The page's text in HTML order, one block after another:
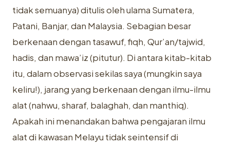
tidak semuanya) ditulis oleh ulama Sumatera,
Patani, Banjar, dan Malaysia. Sebagian besar
berkenaan dengan tasawuf, fiqh, Qur’an/tajwid,
hadis, dan mawa’iz (pitutur). Di antara kitab-kitab
itu, dalam observasi sekilas saya (mungkin saya
keliru!), jarang yang berkenaan dengan ilmu-ilmu
alat (nahwu, sharaf, balaghah, dan manthiq).
Apakah ini menandakan bahwa pengajaran ilmu
alat di kawasan Melayu tidak seintensif di